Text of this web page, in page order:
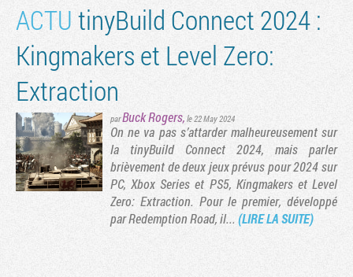
ACTU tinyBuild Connect 2024 :
Kingmakers et Level Zero:
Extraction
parBuck Rogers, le 22 May 2024
On ne va pas s’attarder malheureusement sur
la tinyBuild Connect 2024, mais parler
brièvement de deux jeux prévus pour 2024 sur
PC, Xbox Series et PS5, Kingmakers et Level
Zero: Extraction. Pour le premier, développé
par Redemption Road, il... (LIRE LA SUITE)